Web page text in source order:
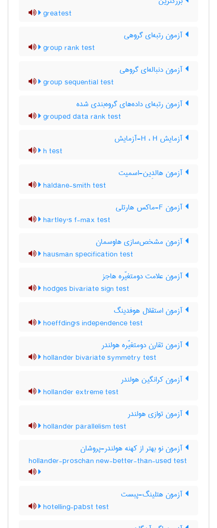
greatest
آزمون رتبه‌ای گروهی
group rank test
آزمون دنباله‌ای گروهی
group sequential test
آزمون رتبه‌ای داده‌های گروه‌بندی شده
grouped data rank test
آزمایش H ، H-آزمایش
h test
آزمون هالدِین-اسمیت
haldane-smith test
آزمون F-ماکس هارتلی
hartley's f-max test
آزمون مشخص‌سازی هاوسمان
hausman specification test
آزمون علامت دومتغیّره هاجز
hodges bivariate sign test
آزمون استقلال هوفدینگ
hoeffding's independence test
آزمون تقارن دومتغیّره هولندر
hollander bivariate symmetry test
آزمون کرانگین هولندر
hollander extreme test
آزمون توازی هولندر
hollander parallelism test
آزمون نو بهتر از کهنه هولندر-پروشان
hollander-proschan new-better-than-used test
آزمون هتلینگ-پبست
hotelling-pabst test